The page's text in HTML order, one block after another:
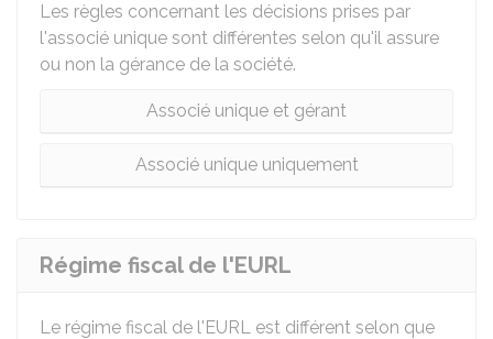
Les règles concernant les décisions prises par
l'associé unique sont différentes selon qu'il assure
ou non la gérance de la société.
Associé unique et gérant
Associé unique uniquement
Régime fiscal de l'EURL
Le régime fiscal de l'EURL est différent selon que